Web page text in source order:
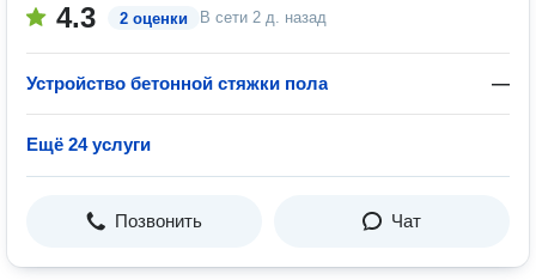
4.3 2 оценки В сети 2 д. назад
Устройство бетонной стяжки пола —
Ещё 24 услуги
Позвонить Чат